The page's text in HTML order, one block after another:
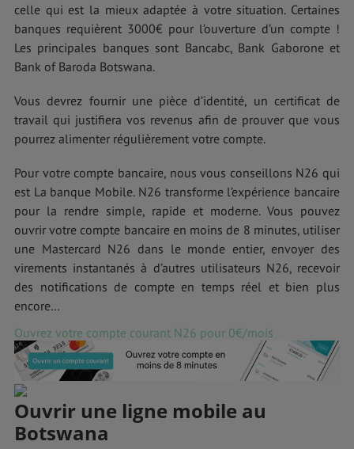
celle qui est la mieux adaptée à votre situation. Certaines
banques requièrent 3000€ pour l’ouverture d’un compte !
Les principales banques sont Bancabc, Bank Gaborone et
Bank of Baroda Botswana.
Vous devrez fournir une pièce d’identité, un certificat de
travail qui justifiera vos revenus afin de prouver que vous
pourrez alimenter régulièrement votre compte.
Pour votre compte bancaire, nous vous conseillons N26 qui
est La banque Mobile. N26 transforme l’expérience bancaire
pour la rendre simple, rapide et moderne. Vous pouvez
ouvrir votre compte bancaire en moins de 8 minutes, utiliser
une Mastercard N26 dans le monde entier, envoyer des
virements instantanés à d’autres utilisateurs N26, recevoir
des notifications de compte en temps réel et bien plus
encore…
Ouvrez votre compte courant N26 pour 0€/mois
Ouvrir une ligne mobile au
Botswana